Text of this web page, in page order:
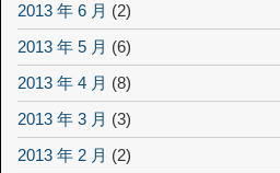
2013 年 6 月 (2)
2013 年 5 月 (6)
2013 年 4 月 (8)
2013 年 3 月 (3)
2013 年 2 月 (2)